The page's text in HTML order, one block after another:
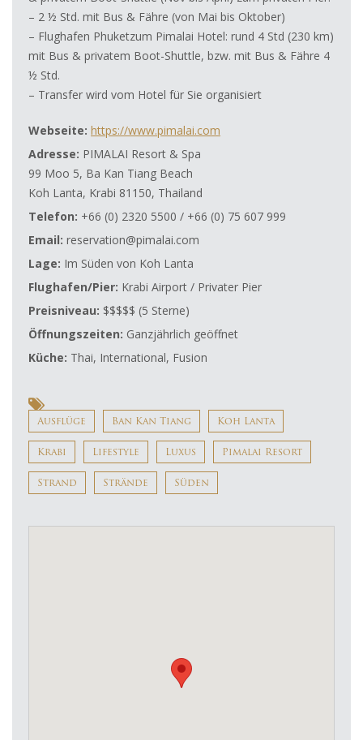
– 2 ½ Std. mit Bus & Fähre (von Mai bis Oktober)
– Flughafen Phuketzum Pimalai Hotel: rund 4 Std (230 km)
mit Bus & privatem Boot-Shuttle, bzw. mit Bus & Fähre 4
½ Std.
– Transfer wird vom Hotel für Sie organisiert
Webseite: https://www.pimalai.com
Adresse: PIMALAI Resort & Spa
99 Moo 5, Ba Kan Tiang Beach
Koh Lanta, Krabi 81150, Thailand
Telefon: +66 (0) 2320 5500 / +66 (0) 75 607 999
Email: reservation@pimalai.com
Lage: Im Süden von Koh Lanta
Flughafen/Pier: Krabi Airport / Privater Pier
Preisniveau: $$$$$ (5 Sterne)
Öffnungszeiten: Ganzjährlich geöffnet
Küche: Thai, International, Fusion
Ausflüge Ban Kan Tiang Koh Lanta
Krabi Lifestyle Luxus Pimalai Resort
Strand Strände Süden